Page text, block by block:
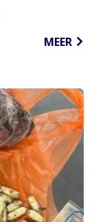
MEER